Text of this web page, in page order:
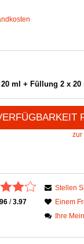
ml + Füllung 2 x 20
zur
/3.97
Stellen
Einem
Ihre